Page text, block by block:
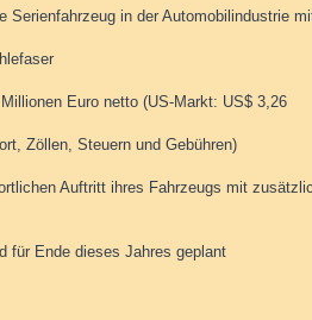
Serienfahrzeug in der Automobilindustrie
Euro netto (US-Markt: US$ 3,26
Zöllen, Steuern und Gebühren)
Auftritt ihres Fahrzeugs mit
für Ende dieses Jahres geplant